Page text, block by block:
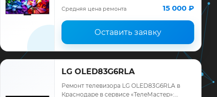
запчасти и гарантия до 12 месяцев.
Средняя цена ремонта 15 000 ₽
Оставить заявку
LG OLED83G6RLA
Ремонт телевизора LG OLED83G6RLA в
Краснодаре в сервисе «ТелеМастер»: